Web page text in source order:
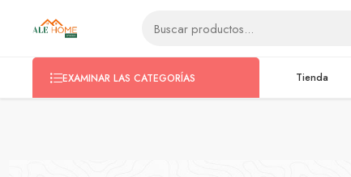
ventas@alehomestore.com
EXAMINAR LAS CATEGORÍAS Tienda